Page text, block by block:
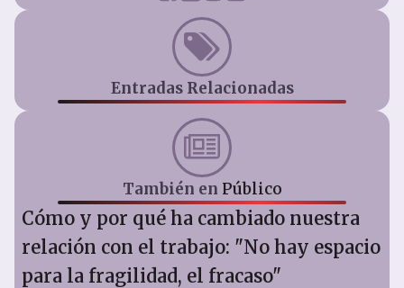
Entradas Relacionadas
También en Público
Cómo y por qué ha cambiado nuestra
relación con el trabajo: "No hay espacio
para la fragilidad, el fracaso"